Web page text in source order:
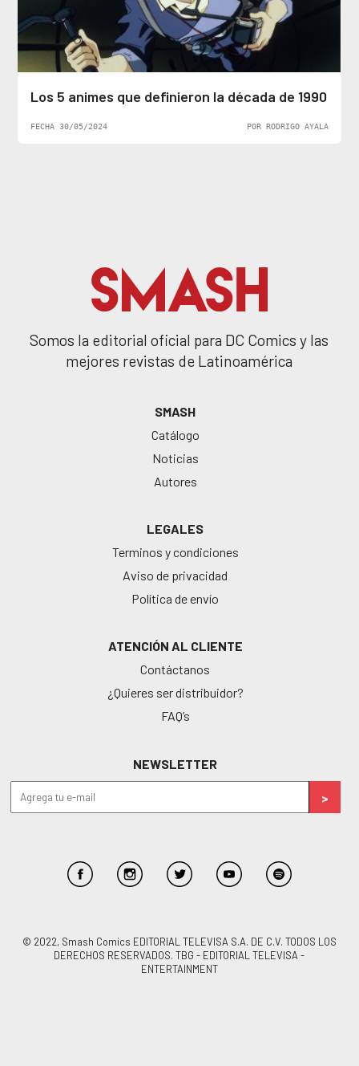
Los 5 animes que definieron la década de 1990
FECHA 30/05/2024 POR RODRIGO AYALA
Somos la editorial oficial para DC Comics y las
mejores revistas de Latinoamérica
SMASH
Catálogo
Noticias
Autores
LEGALES
Terminos y condiciones
Aviso de privacidad
Política de envío
ATENCIÓN AL CLIENTE
Contáctanos
¿Quieres ser distribuidor?
FAQ’s
NEWSLETTER
© 2022, Smash Comics EDITORIAL TELEVISA S.A. DE C.V. TODOS LOS
DERECHOS RESERVADOS. TBG - EDITORIAL TELEVISA -
ENTERTAINMENT